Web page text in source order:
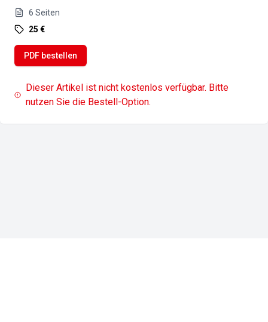
6 Seiten
25 €
PDF bestellen
Dieser Artikel ist nicht kostenlos verfügbar. Bitte
nutzen Sie die Bestell-Option.